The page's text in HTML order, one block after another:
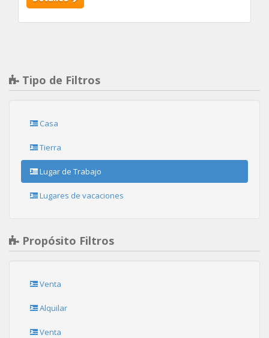
Tipo de Filtros
Casa
Tierra
Lugar de Trabajo
Lugares de vacaciones
Propósito Filtros
Venta
Alquilar
Venta